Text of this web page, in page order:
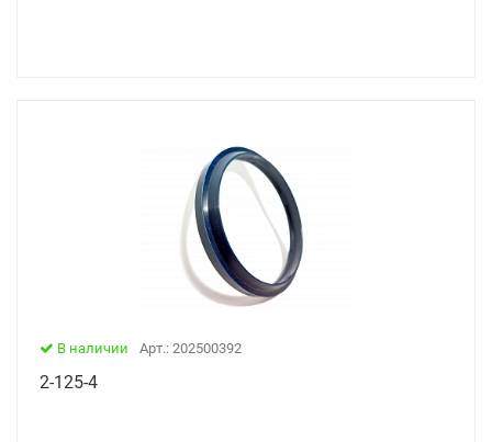
В наличии Арт.: 202500392
2-125-4